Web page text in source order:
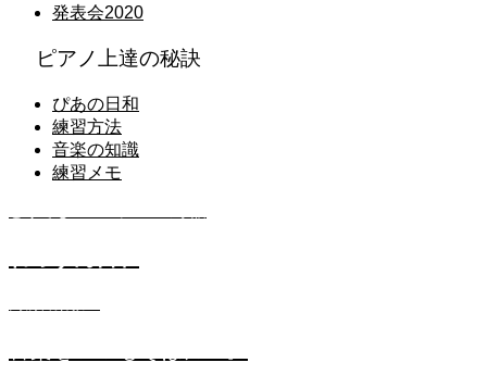
発表会2020
ピアノ上達の秘訣
ぴあの日和
練習方法
音楽の知識
練習メモ